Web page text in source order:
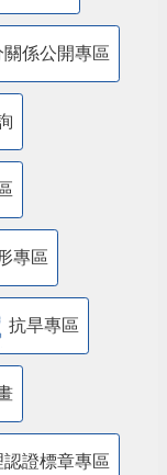
係公開專區
專區
抗旱專區
證標章專區